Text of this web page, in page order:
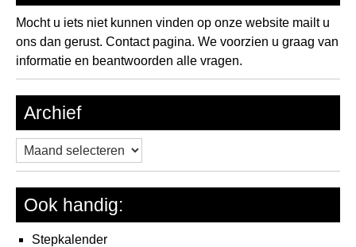
Mocht u iets niet kunnen vinden op onze website mailt u
ons dan gerust. Contact pagina. We voorzien u graag van
informatie en beantwoorden alle vragen.
Archief
Archief
Ook handig:
Stepkalender